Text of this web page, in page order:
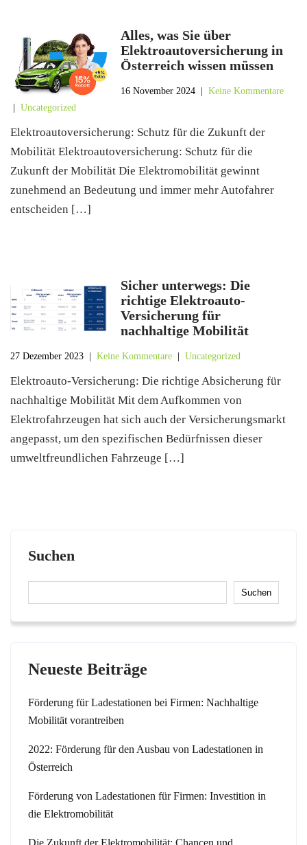
Alles, was Sie über
Elektroautoversicherung in
Österreich wissen müssen
16 November 2024 |Keine Kommentare
Uncategorized
Elektroautoversicherung: Schutz für die Zukunft der
Mobilität Elektroautoversicherung: Schutz für die
Zukunft der Mobilität Die Elektromobilität gewinnt
zunehmend an Bedeutung und immer mehr Autofahrer
entscheiden […]
Sicher unterwegs: Die
richtige Elektroauto-
Versicherung für
nachhaltige Mobilität
27 Dezember 2023 Keine Kommentare Uncategorized
Elektroauto-Versicherung: Die richtige Absicherung für
nachhaltige Mobilität Mit dem Aufkommen von
Elektrofahrzeugen hat sich auch der Versicherungsmarkt
angepasst, um den spezifischen Bedürfnissen dieser
umweltfreundlichen Fahrzeuge […]
Suchen
Suchen
Neueste Beiträge
Förderung für Ladestationen bei Firmen: Nachhaltige
Mobilität vorantreiben
2022: Förderung für den Ausbau von Ladestationen in
Österreich
Förderung von Ladestationen für Firmen: Investition in
die Elektromobilität
Die Zukunft der Elektromobilität: Chancen und